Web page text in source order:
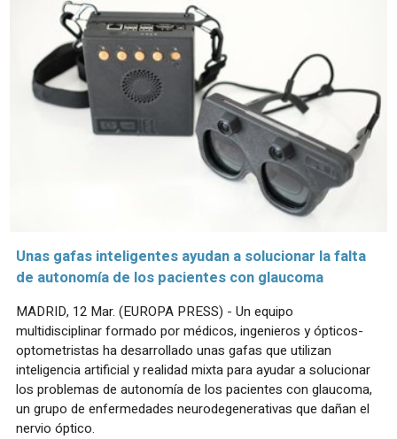
Unas gafas inteligentes ayudan a solucionar la falta
de autonomía de los pacientes con glaucoma
MADRID, 12 Mar. (EUROPA PRESS) - Un equipo
multidisciplinar formado por médicos, ingenieros y ópticos-
optometristas ha desarrollado unas gafas que utilizan
inteligencia artificial y realidad mixta para ayudar a solucionar
los problemas de autonomía de los pacientes con glaucoma,
un grupo de enfermedades neurodegenerativas que dañan el
nervio óptico.